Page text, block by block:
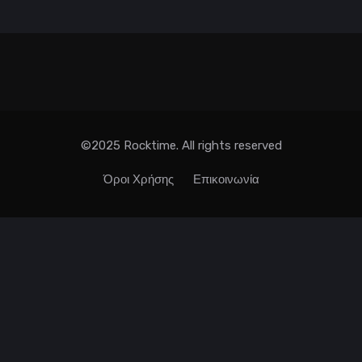
©2025 Rocktime. All rights reserved
Όροι Χρήσης Επικοινωνία